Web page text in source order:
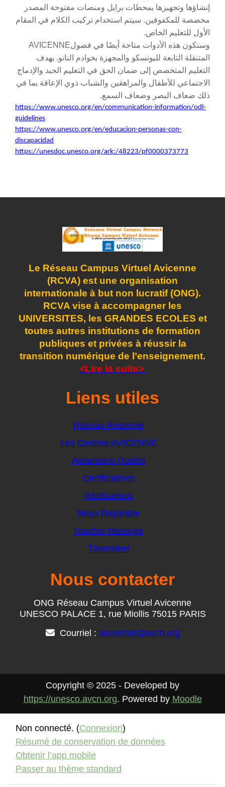
إنشاؤها وتجهيزها بمحطات برايل ومنصات مفتوحة المصدر
مخصصة للمكفوفين. سيتم استخدام تركيب الكلام في المقام
الأول للتعليم الخاص.
وستكون هذه الأدوات متاحة أيضًا في فصولAVICENNE
المتنقلة التابعة لليونسكو والمجهزة بخوادم النانو. يهدف
التعليم المتخصص إلى ضمان الحق في التعليم الجيد والإدماج
الاجتماعي للأطفال والمراهقين والشباب ذوي الإعاقة بما في
ذلك ضعاف البصر وضعاف السمع.
https://www.unesco.org/en/communication-information/odl-
guidelines
https://www.unesco.org/en/educacion-personas-con-
discapacidad
https://unesdoc.unesco.org/ark:/48223/pf0000373773
Le Réseau Campus Virtuel Avicenne
(RCVA) est une organisation
internationale à but non lucratif (ONG).
RCVA vise à accompagner les
UNIVERSITES, les GRANDES ECOLES et
toutes autres institutions de formation
publiques et privées à réussir la
transition numérique de l’enseignement.
<Lire la suite>
Liens utiles
Réseau Avicenne
Les Centres AVICENNE
Assurance Qualité
Certifications
Réalisations
Nous Rejoindre
Teacher Manager
Timesheet
Nous contacter
ONG Réseau Campus Virtuel Avicenne
UNESCO PALACE 1, rue Miollis 75015 PARIS
Courriel : secretriat@avcn.org
Copyright © 2025 - Developed by
https://unesco.avcn.org. Powered by Moodle
Non connecté. (Connexion)
Résumé de conservation de données
Obtenir l’app mobile
Passer au thème standard